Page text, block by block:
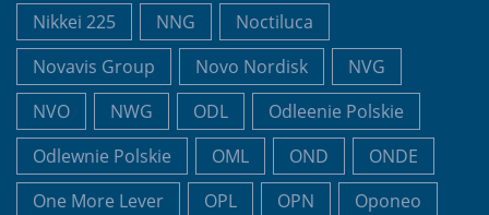
Nikkei 225
NNG
Noctiluca
Novavis Group
Novo Nordisk
NVG
NVO
NWG ODL
Odleenie Polskie
Odlewnie Polskie
OML OND
ONDE
One More Lever
OPL OPN
Oponeo